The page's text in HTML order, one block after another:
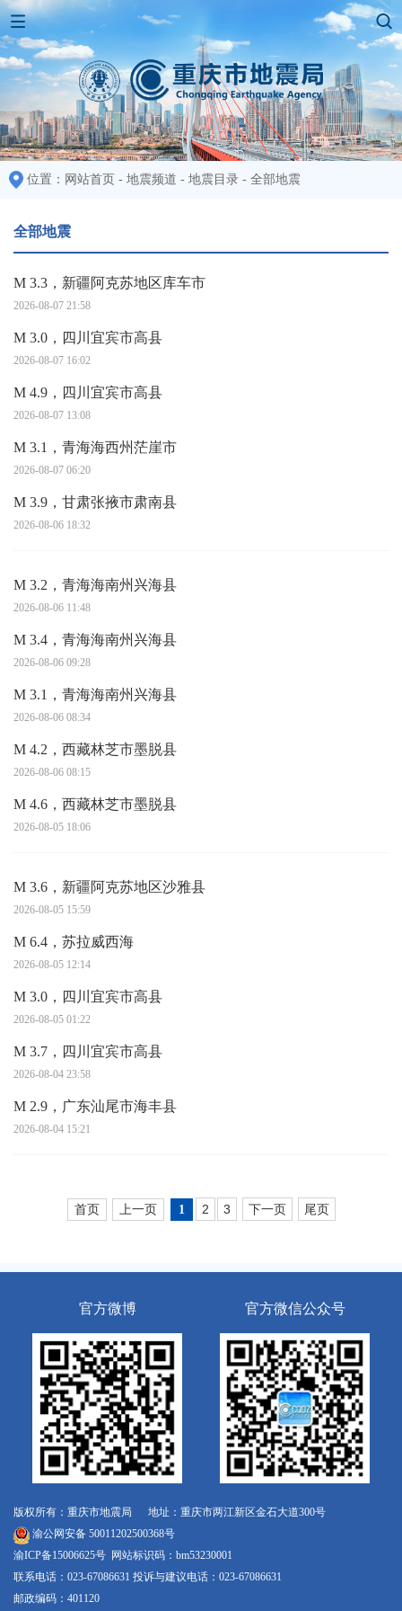
位置： 网站首页 - 地震频道 - 地震目录 - 全部地震
全部地震
M 3.3，新疆阿克苏地区库车市
2026-08-07 21:58
M 3.0，四川宜宾市高县
2026-08-07 16:02
M 4.9，四川宜宾市高县
2026-08-07 13:08
M 3.1，青海海西州茫崖市
2026-08-07 06:20
M 3.9，甘肃张掖市肃南县
2026-08-06 18:32
M 3.2，青海海南州兴海县
2026-08-06 11:48
M 3.4，青海海南州兴海县
2026-08-06 09:28
M 3.1，青海海南州兴海县
2026-08-06 08:34
M 4.2，西藏林芝市墨脱县
2026-08-06 08:15
M 4.6，西藏林芝市墨脱县
2026-08-05 18:06
M 3.6，新疆阿克苏地区沙雅县
2026-08-05 15:59
M 6.4，苏拉威西海
2026-08-05 12:14
M 3.0，四川宜宾市高县
2026-08-05 01:22
M 3.7，四川宜宾市高县
2026-08-04 23:58
M 2.9，广东汕尾市海丰县
2026-08-04 15:21
首页 上一页 1 2 3 下一页 尾页
官方微博 官方微信公众号
版权所有：重庆市地震局 地址：重庆市两江新区金石大道300号
渝公网安备 50011202500368号
渝ICP备15006625号 网站标识码：bm53230001
联系电话：023-67086631 投诉与建议电话：023-67086631
邮政编码：401120